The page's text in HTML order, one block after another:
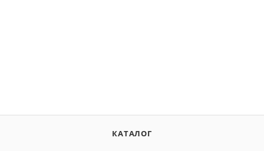
КАТАЛОГ